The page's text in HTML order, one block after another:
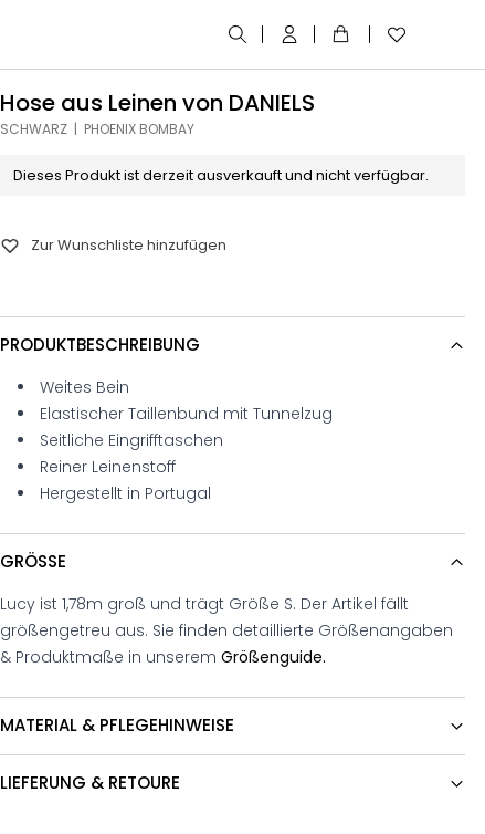
Hose aus Leinen von DANIELS
SCHWARZ | PHOENIX BOMBAY
Dieses Produkt ist derzeit ausverkauft und nicht verfügbar.
Zur Wunschliste hinzufügen
PRODUKTBESCHREIBUNG
Weites Bein
Elastischer Taillenbund mit Tunnelzug
Seitliche Eingrifftaschen
Reiner Leinenstoff
Hergestellt in Portugal
GRÖSSE
Lucy ist 1,78m groß und trägt Größe S. Der Artikel fällt
größengetreu aus. Sie finden detaillierte Größenangaben
& Produktmaße in unseremGrößenguide.
MATERIAL & PFLEGEHINWEISE
LIEFERUNG & RETOURE